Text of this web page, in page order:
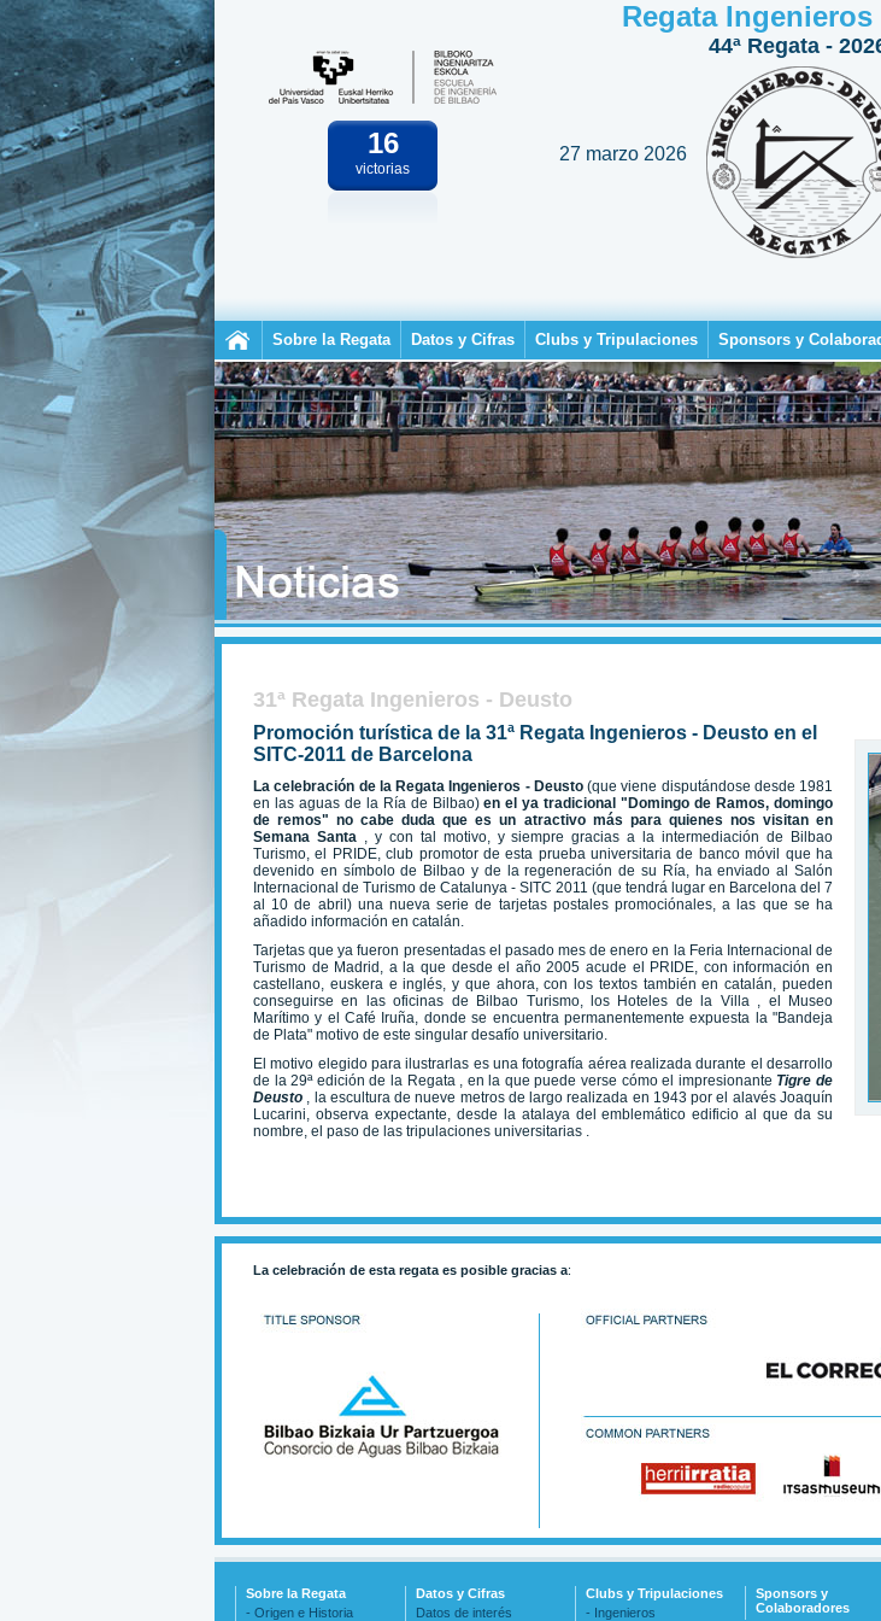
16
victorias
Regata Ingenieros
44ª Regata -
27 marzo 2026
Sobre la Regata Datos y Cifras Clubs y Tripulaciones Sponsors y
31ª Regata Ingenieros - Deusto
Promoción turística de la 31ª Regata Ingenieros - Deusto en el
SITC-2011 de Barcelona
La celebración de la Regata Ingenieros - Deusto (que viene disputándose desde 1981
en las aguas de la Ría de Bilbao)en el ya tradicional "Domingo de Ramos, domingo
de remos" no cabe duda que es un atractivo más para quienes nos visitan en
Semana Santa , y con tal motivo, y siempre gracias a la intermediación de Bilbao
Turismo, el PRIDE, club promotor de esta prueba universitaria de banco móvil que ha
devenido en símbolo de Bilbao y de la regeneración de su Ría, ha enviado al Salón
Internacional de Turismo de Catalunya - SITC 2011 (que tendrá lugar en Barcelona del 7
al 10 de abril) una nueva serie de tarjetas postales promociónales, a las que se ha
añadido información en catalán.
Tarjetas que ya fueron presentadas el pasado mes de enero en la Feria Internacional de
Turismo de Madrid, a la que desde el año 2005 acude el PRIDE, con información en
castellano, euskera e inglés, y que ahora, con los textos también en catalán, pueden
conseguirse en las oficinas de Bilbao Turismo, los Hoteles de la Villa , el Museo
Marítimo y el Café Iruña, donde se encuentra permanentemente expuesta la "Bandeja
de Plata" motivo de este singular desafío universitario.
El motivo elegido para ilustrarlas es una fotografía aérea realizada durante el desarrollo
de la 29ª edición de la Regata , en la que puede verse cómo el impresionante Tigre de
Deusto , la escultura de nueve metros de largo realizada en 1943 por el alavés Joaquín
Lucarini, observa expectante, desde la atalaya del emblemático edificio al que da su
nombre, el paso de las tripulaciones universitarias .
La celebración de esta regata es posible gracias a:
Sobre la Regata
- Origen e Historia
Datos y Cifras
Datos de interés
Clubs y Tripulaciones
- Ingenieros
Sponsors y
Colaboradores